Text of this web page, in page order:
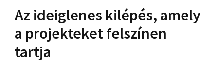
Az ideiglenes kilépés, amely
a projekteket felszínen
tartja